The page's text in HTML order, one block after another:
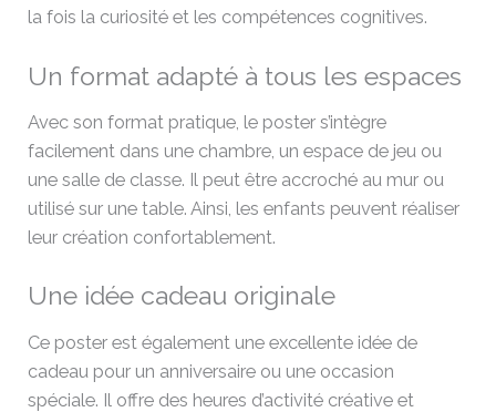
la fois la curiosité et les compétences cognitives.
Un format adapté à tous les espaces
Avec son format pratique, le poster s’intègre
facilement dans une chambre, un espace de jeu ou
une salle de classe. Il peut être accroché au mur ou
utilisé sur une table. Ainsi, les enfants peuvent réaliser
leur création confortablement.
Une idée cadeau originale
Ce poster est également une excellente idée de
cadeau pour un anniversaire ou une occasion
spéciale. Il offre des heures d’activité créative et